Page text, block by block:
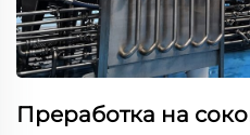
Преработка на